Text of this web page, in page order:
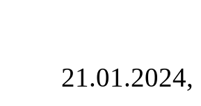
21.01.2024,